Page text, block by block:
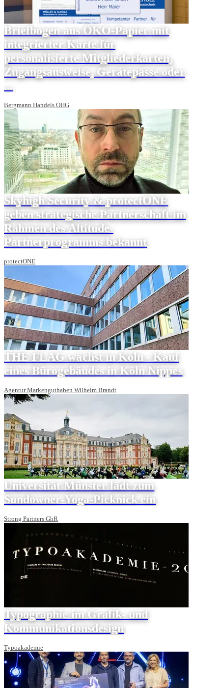
Briefbogen aus ÖKO-Papier mit
integrierter Karte für
personalisierte Mitgliederkarten,
Zugangsausweise, Gerätepässe oder
...
Bergmann Handels OHG
Skyhigh Security & protectONE
geben strategische Partnerschaft im
Rahmen des Altitude-
Partnerprogramms bekannt
protectONE
THE FLAG wächst in Köln - Kauf
eines Bürogebäudes in Köln Nippes
Agentur Markenguthaben Wilhelm Brandt
Universität Münster lädt zum
Sundowner-Yoga-Picknick ein
Strong Partners GbR
Typographie im Grafik- und
Kommunikationsdesign
Typoakademie